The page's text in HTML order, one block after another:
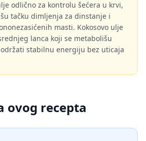
odlično za kontrolu šećera u krvi,
tačku dimljenja za dinstanje i
masti. Kokosovo ulje
lanca koji se metabolišu
stabilnu energiju bez uticaja
ovog recepta